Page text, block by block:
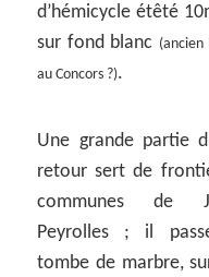
d’hémicycle étêté
sur fond blanc (ancien
au Concors ?).
Une grande partie
retour sert de
communes de
Peyrolles ; il
tombe de marbre,